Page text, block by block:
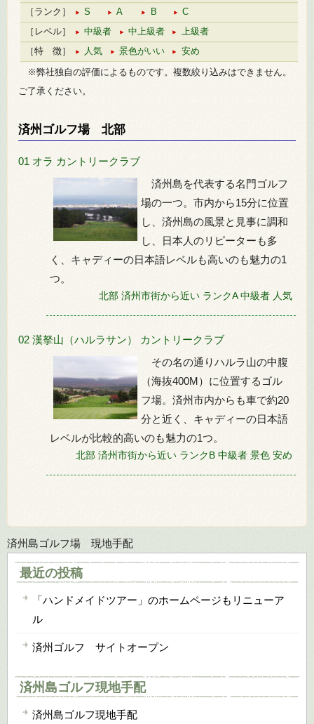
［ランク］
S A B
C
［レベル］
中級者 中上級者
上級者
［特 徴］
人気 景色がいい 安め
※弊社独自の評価によるものです。複数絞り込みはできません。
ご了承ください。
済州ゴルフ場 北部
01 オラ カントリークラブ
済州島を代表する名門ゴルフ
場の一つ。市内から15分に位置
し、済州島の風景と見事に調和
し、日本人のリピーターも多
く、キャディーの日本語レベルも高いのも魅力の1
つ。
北部 済州市街から近い ランクA 中級者 人気
02 漢拏山（ハルラサン） カントリークラブ
その名の通りハルラ山の中腹
（海抜400M）に位置するゴル
フ場。済州市内からも車で約20
分と近く、キャディーの日本語
レベルが比較的高いのも魅力の1つ。
北部 済州市街から近い ランクB 中級者 景色 安め
済州島ゴルフ場 現地手配
最近の投稿
「ハンドメイドツアー」のホームページもリニューア
ル
済州ゴルフ サイトオープン
済州島ゴルフ現地手配
済州島ゴルフ現地手配